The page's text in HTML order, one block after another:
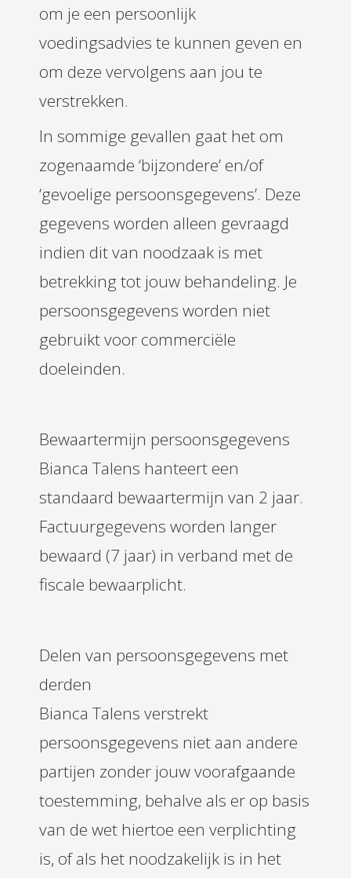
om je een persoonlijk
voedingsadvies te kunnen geven en
om deze vervolgens aan jou te
verstrekken.
In sommige gevallen gaat het om
zogenaamde ‘bijzondere’ en/of
‘gevoelige persoonsgegevens’. Deze
gegevens worden alleen gevraagd
indien dit van noodzaak is met
betrekking tot jouw behandeling. Je
persoonsgegevens worden niet
gebruikt voor commerciële
doeleinden.
Bewaartermijn persoonsgegevens
Bianca Talens hanteert een
standaard bewaartermijn van 2 jaar.
Factuurgegevens worden langer
bewaard (7 jaar) in verband met de
fiscale bewaarplicht.
Delen van persoonsgegevens met
derden
Bianca Talens verstrekt
persoonsgegevens niet aan andere
partijen zonder jouw voorafgaande
toestemming, behalve als er op basis
van de wet hiertoe een verplichting
is, of als het noodzakelijk is in het